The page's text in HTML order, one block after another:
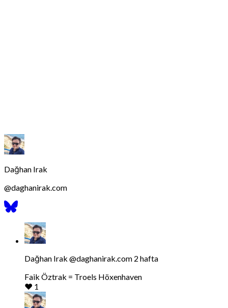
Dağhan Irak
@daghanirak.com
Bluesky
Profilini
Bluesky'da
Dağhan
Irak
tarafindan
yazilan
gonderiyi
goruntule
Dağhan Irak @daghanirak.com 2 hafta
Faik Öztrak = Troels Höxenhaven
❤️ 1
Bluesky'da
Dağhan